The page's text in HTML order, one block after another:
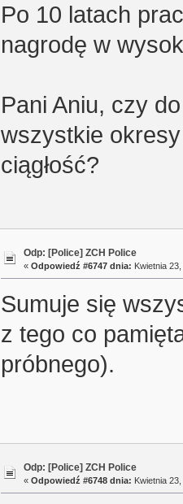
Po 10 latach
nagrodę w
Pani Aniu, czy
wszystkie
ciągłość?
Odp: [Police] ZCH Police
« Odpowiedź #6747 dnia: Kwietnia
Sumuje się
z tego co
próbnego).
Odp: [Police] ZCH Police
« Odpowiedź #6748 dnia: Kwietnia